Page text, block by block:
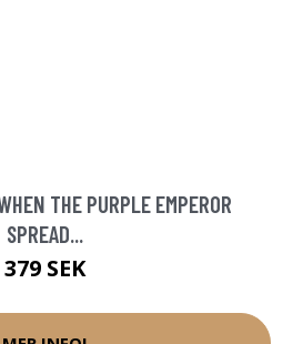
THE PURPLE EMPEROR
SPREAD...
379 SEK